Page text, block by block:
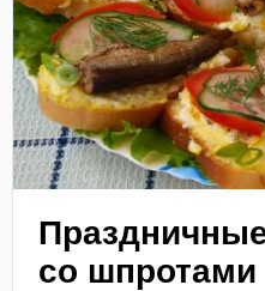
со шпротами